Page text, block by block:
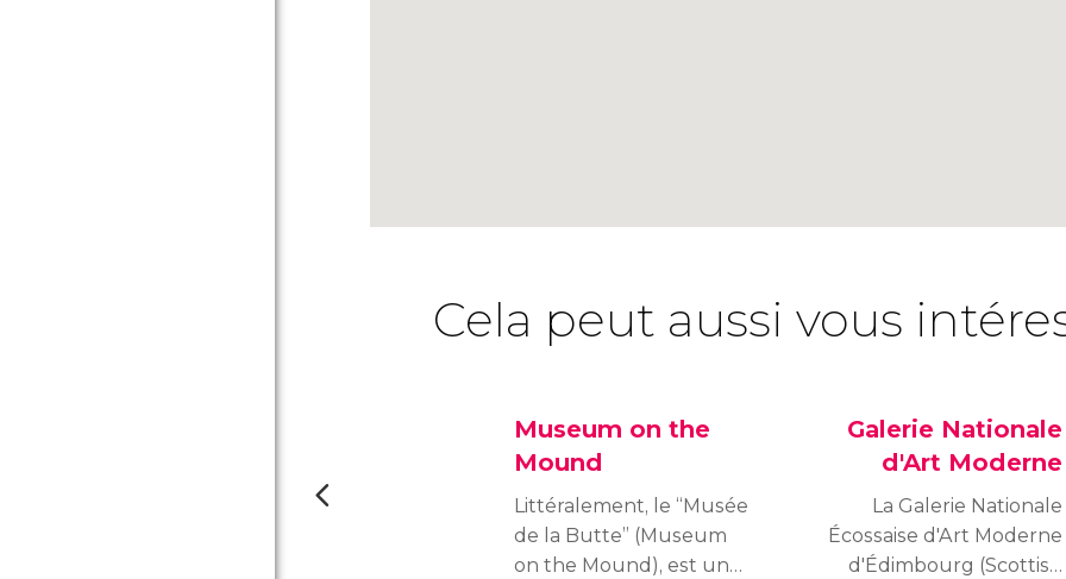
Cela peut aussi vous
Museum on the
Mound
Littéralement, le “Musée
de la Butte” (Museum
on the Mound), est un
Galerie Nationale
d'Art Moderne
La Galerie Nationale
Écossaise d'Art Moderne
d'Édimbourg (Scottish